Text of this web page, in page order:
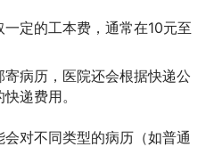
定的工本费，通常在10元至
病历，医院还会根据快递公
递费用。
对不同类型的病历（如普通